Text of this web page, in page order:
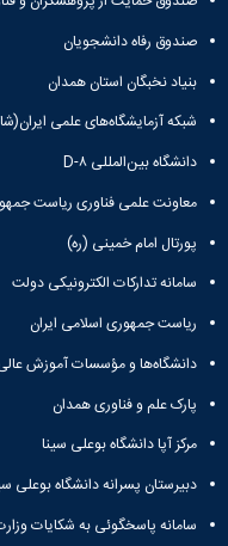
صندوق رفاه دانشجویان
بنیاد نخبگان استان همدان
شبکه آزمایشگاه‌های علمی
دانشگاه بین‌المللی D-۸
معاونت علمی فناوری ریاست
پورتال امام خمینی (ره)
سامانه تدارکات الکترونیکی دولت
ریاست جمهوری اسلامی ایران
دانشگاه‌ها و مؤسسات آموزش
پارک علم و فناوری همدان
مرکز آپا دانشگاه بوعلی سینا
دبیرستان پسرانه دانشگاه بوعلی
سامانه پاسخگوئی به شکایات